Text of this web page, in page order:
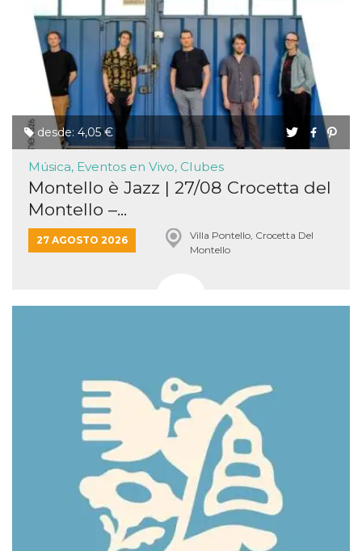
desde: 4,05 €
Música, Eventos en Vivo, Clubes
Montello è Jazz | 27/08 Crocetta del
Montello –...
27 AGOSTO 2026
Villa Pontello, Crocetta Del
Montello